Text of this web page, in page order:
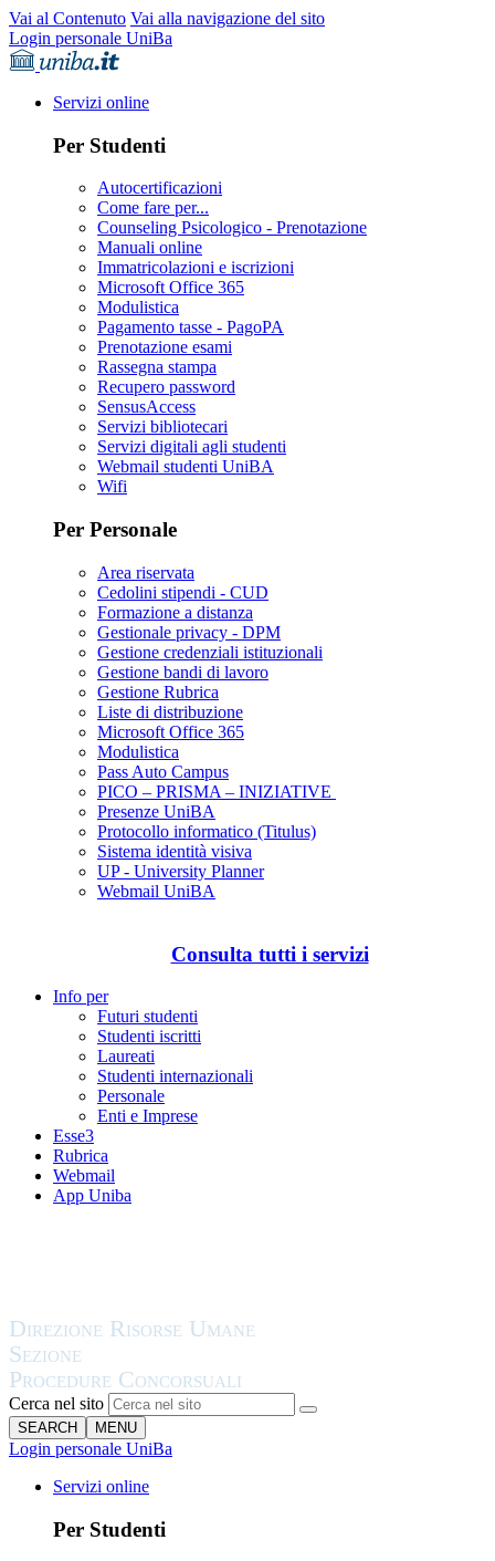
Vai al Contenuto Vai alla navigazione del sito
Login personale UniBa
Servizi online
Per Studenti
Autocertificazioni
Come fare per...
Counseling Psicologico - Prenotazione
Manuali online
Immatricolazioni e iscrizioni
Microsoft Office 365
Modulistica
Pagamento tasse - PagoPA
Prenotazione esami
Rassegna stampa
Recupero password
SensusAccess
Servizi bibliotecari
Servizi digitali agli studenti
Webmail studenti UniBA
Wifi
Per Personale
Area riservata
Cedolini stipendi - CUD
Formazione a distanza
Gestionale privacy - DPM
Gestione credenziali istituzionali
Gestione bandi di lavoro
Gestione Rubrica
Liste di distribuzione
Microsoft Office 365
Modulistica
Pass Auto Campus
PICO – PRISMA – INIZIATIVE
Presenze UniBA
Protocollo informatico (Titulus)
Sistema identità visiva
UP - University Planner
Webmail UniBA
Consulta tutti i servizi
Info per
Futuri studenti
Studenti iscritti
Laureati
Studenti internazionali
Personale
Enti e Imprese
Esse3
Rubrica
Webmail
App Uniba
Cerca nel sito
SEARCH MENU
Login personale UniBa
Servizi online
Per Studenti